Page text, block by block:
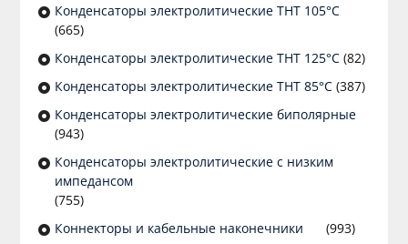
Конденсаторы электролитические THT 105°C
(665)
Конденсаторы электролитические THT 125°C(82)
Конденсаторы электролитические THT 85°C(387)
Конденсаторы электролитические биполярные
(943)
Конденсаторы электролитические с низким
импедансом
(755)
Коннекторы и кабельные наконечники
(993)